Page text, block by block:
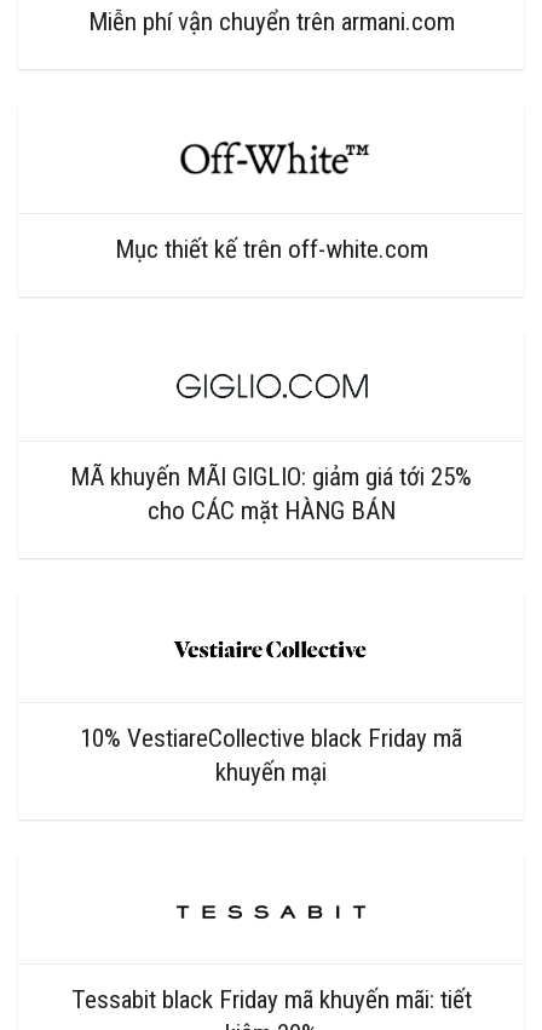
Miễn phí vận chuyển trên armani.com
Mục thiết kế trên off-white.com
MÃ khuyến MÃI GIGLIO: giảm giá tới 25%
cho CÁC mặt HÀNG BÁN
10% VestiareCollective black Friday mã
khuyến mại
Tessabit black Friday mã khuyến mãi: tiết